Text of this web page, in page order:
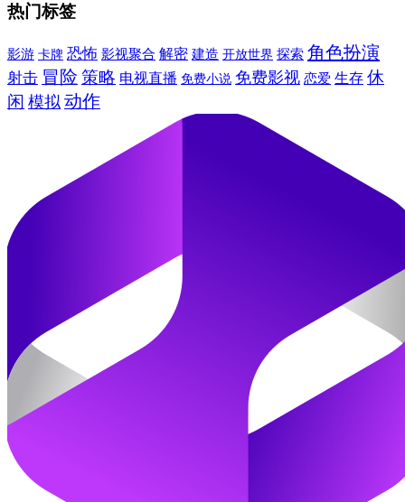
热门标签
影游 卡牌 恐怖 影视聚合 解密 建造 开放世界 探索 角色扮演
射击 冒险 策略 电视直播 免费小说 免费影视 恋爱 生存 休
闲 模拟 动作